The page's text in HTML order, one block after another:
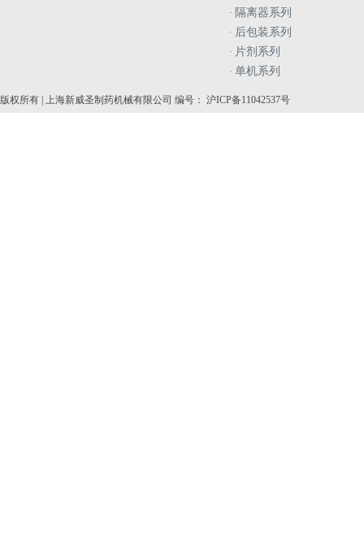
· 隔离器系列
· 后包装系列
· 片剂系列
· 单机系列
版权所有 | 上海新威圣制药机械有限公司 编号： 沪ICP备11042537号